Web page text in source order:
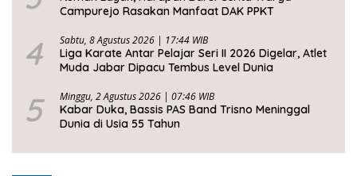
Campurejo Rasakan Manfaat DAK PPKT
4 Sabtu, 8 Agustus 2026 | 17:44 WIB
Liga Karate Antar Pelajar Seri II 2026 Digelar, Atlet
Muda Jabar Dipacu Tembus Level Dunia
5 Minggu, 2 Agustus 2026 | 07:46 WIB
Kabar Duka, Bassis PAS Band Trisno Meninggal
Dunia di Usia 55 Tahun